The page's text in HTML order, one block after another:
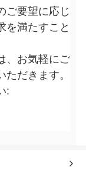
ご要望に応じ
を満たすこと
、お気軽にご
だきます。
: